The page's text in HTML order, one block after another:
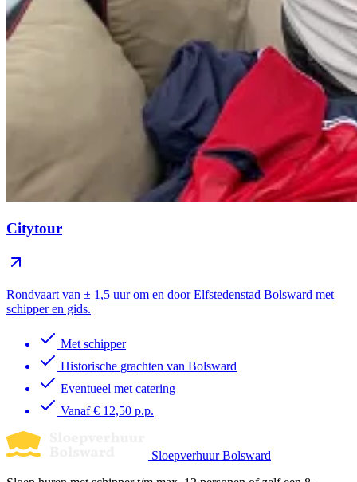
Citytour
Rondvaart van ± 1,5 uur om en door Elfstedenstad Bolsward met
schipper en gids.
Met schipper
Historische grachten van Bolsward
Eventueel met catering
Vanaf € 12,50 p.p.
Sloepverhuur Bolsward